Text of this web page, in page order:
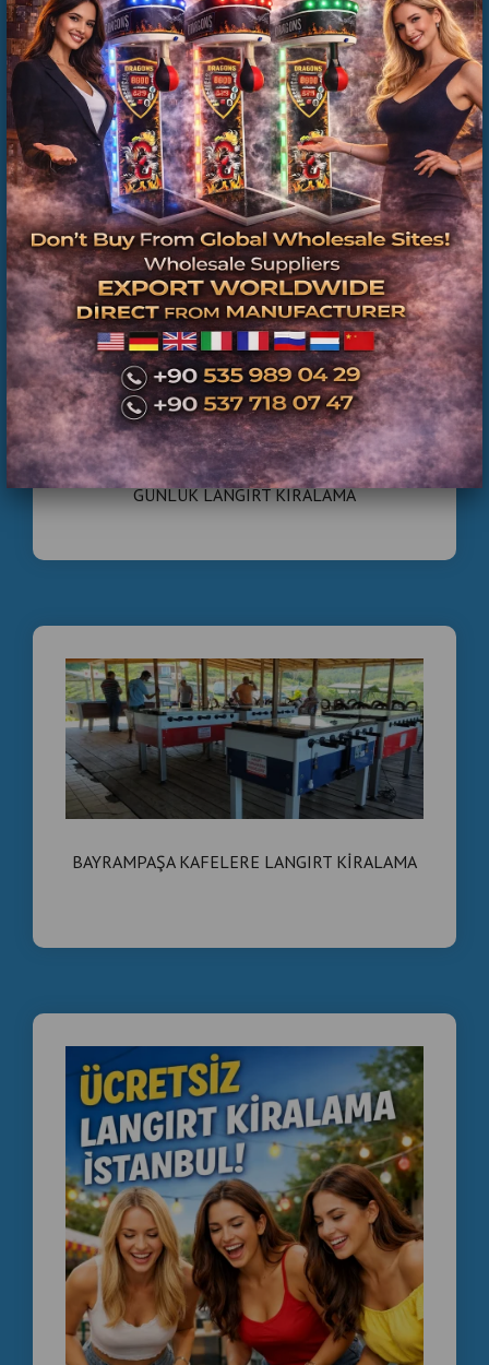
organizasyonda tercih edilir. Özellikle şirket etkinlikleri,
fuar standları ve festival alanlarındalangırt masası
kiralamahizmeti yoğun talep görmektedir.
Langırt kiralama hizmetinin tercih edildiği başlıca
etkinlikler:
Kurumsal etkinlikler
Marka lansmanları
AVM organizasyonları
Festival ve fuar etkinlikleri
Şirket içi motivasyon etkinlikleri
İstanbul’da Günlük Langırt
Kiralama Hizmeti
İstanbul’da organizasyon şirketleri ve etkinlik ajansları
içingünlük langırt kiralama hizmeti, etkinlik alanına
aktivitelerinden biridir. Profesyonel langırt masaları
ATC Oyun Makineleri ile
Profesyonel Kiralama Hizmeti
ATC Oyun Makineleri, İstanbul genelinde organizasyon
ve etkinlik firmalarına yönelikgünlük langırt kiralama
hizmeti
sunmaktadır. Profesyonel langırt masaları
sayesinde etkinliklere eğlenceli bir atmosfer kazandırılır
ekipmanları
İstanbul genelinde hızlı kurulum ve hizmet
sunulmaktadır.
İstanbul’da düzenlenen etkinliklerde katılımcıların ilgisini
çekecek eğlenceli aktiviteler arasındalangırt masası
kiralama, organizasyon firmaları için hem pratik hem de
dikkat çekici bir çözümdür.
İstanbul’da , Etkinlik , Ekipmanı , Kiralayan , Firmalar ,
Organizasyon , Event , Ajansları , İçin , Günlük , Langırt
BAYRAMPAŞA CİRO PAYLAŞIMLI LANGIRT
KURULUMU
BAYRAMPAŞA ORGANİZASYONLAR İÇİN
GÜNLÜK LANGIRT KİRALAMA
BAYRAMPAŞA KAFELERE LANGIRT KİRALAMA